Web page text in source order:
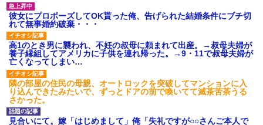
彼女にプロポーズしてOK貰った俺、告げられた結婚条件にブチ切
れて無事婚約破棄・・・
高1のとき男に襲われ、不妊の叔母に頼まれて出産。→叔母夫婦が
養子縁組してアメリカに子供を連れ帰った。→9・11で叔母夫婦が
亡くなってしまい…
隣の部屋の住民の母親、オートロックを突破してマンションに入
り込んできたみたいで、ずっとドアの前で喚いてて滅茶苦茶うる
さかった。
見合いにて。嫁「はじめまして」俺「失礼ですが○○さんご本人で